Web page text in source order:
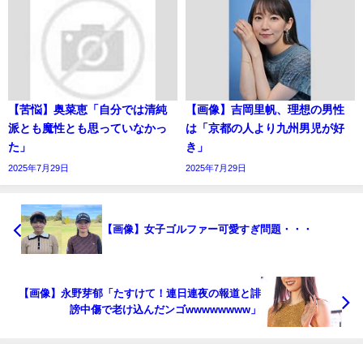
【苦悩】奥菜恵「自分では清純
派とも魔性とも思っていなかっ
た」
2025年7月29日
【画像】吉岡里帆、理想の男性
は「京都の人より九州男児が好
き」
2025年7月29日
【画像】女子ゴルファー可愛すぎ問題・・・
【画像】永野芽郁「たすけて！連日連夜の報道と誹
謗中傷で老け込んだンゴwwwwwwww」